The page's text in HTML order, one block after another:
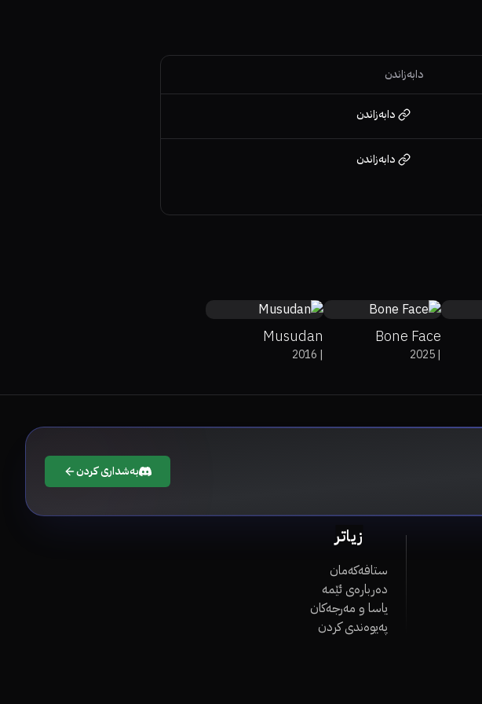
دابەزاندن
دابەزاندن
دابەزاندن
Bone Face
|
2025
Musudan
|
2016
بەشداری کردن
زیاتر
ستافەکەمان
دەربارەی ئێمە
یاسا و مەرجەکان
پەیوەندی کردن